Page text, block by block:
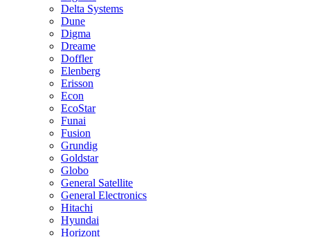
Delta Systems
Dune
Digma
Dreame
Doffler
Elenberg
Erisson
Econ
EcoStar
Funai
Fusion
Grundig
Goldstar
Globo
General Satellite
General Electronics
Hitachi
Hyundai
Horizont